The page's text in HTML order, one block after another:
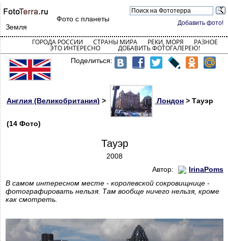
Добавить фото!
Фото с планеты
Земля
ГОРОДА РОССИИ СТРАНЫ МИРА РЕКИ, МОРЯ РАЗНОЕ
ЭТО ИНТЕРЕСНО ДОБАВИТЬ ФОТОГАЛЕРЕЮ!
Поделиться:
Англия (Великобритания) > Лондон > Тауэр
(14 Фото)
Тауэр
2008
Автор:
IrinaPoms
В самом интересном месте - королевской сокровищнице -
фотографировать нельзя. Там вообще ничего нельзя, кроме
как смотреть.